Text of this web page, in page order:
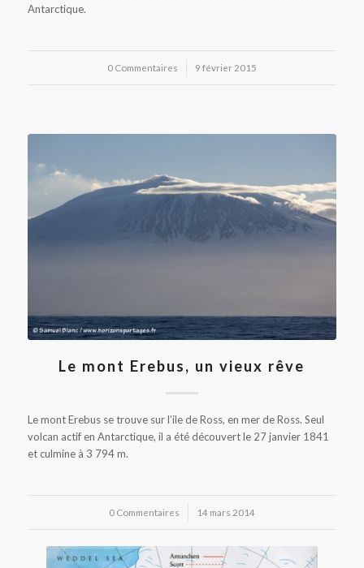
Antarctique.
0 Commentaires
/ 9 février 2015
Le mont Erebus, un vieux rêve
Le mont Erebus se trouve sur l’ile de Ross, en mer de Ross. Seul
volcan actif en Antarctique, il a été découvert le 27 janvier 1841
et culmine à 3 794 m.
0 Commentaires
/ 14 mars 2014